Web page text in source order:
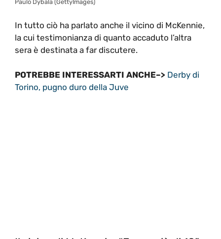
Paulo Dybala (GettyImages)
In tutto ciò ha parlato anche il vicino di McKennie,
la cui testimonianza di quanto accaduto l’altra
sera è destinata a far discutere.
POTREBBE INTERESSARTI ANCHE–> Derby di
Torino, pugno duro della Juve